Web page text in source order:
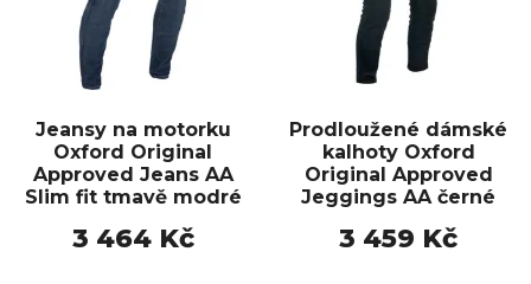
Jeansy na motorku
Oxford Original
Approved Jeans AA
Slim fit tmavě modré
3 464 Kč
Prodloužené dámské
kalhoty Oxford
Original Approved
Jeggings AA černé
3 459 Kč